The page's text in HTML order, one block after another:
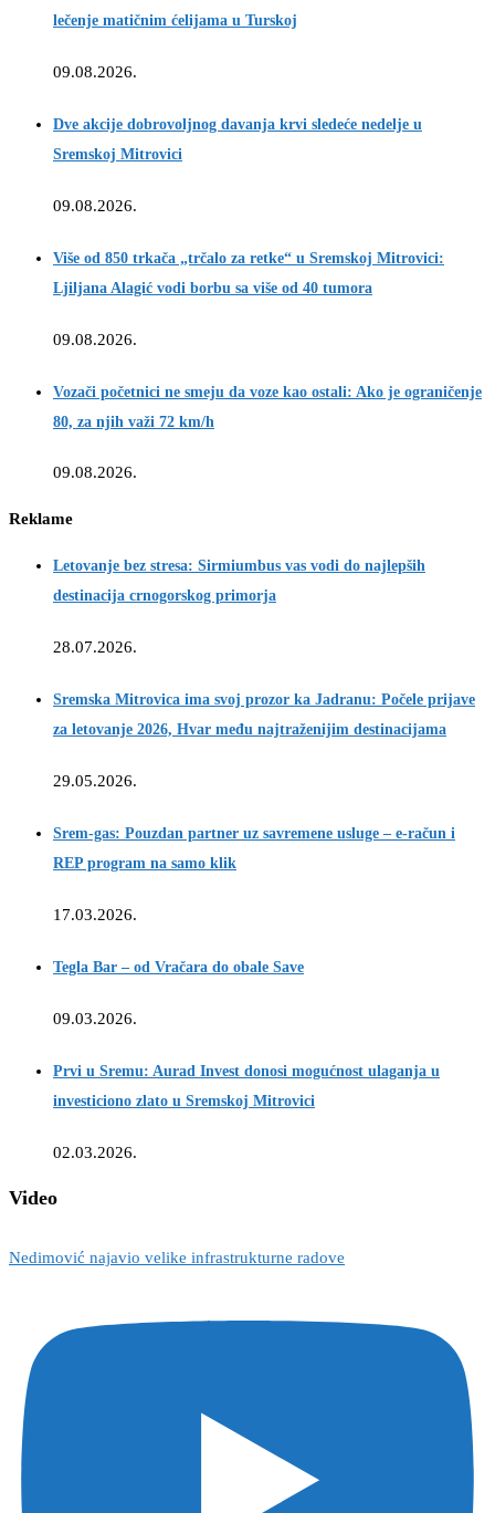
lečenje matičnim ćelijama u Turskoj
09.08.2026.
Dve akcije dobrovoljnog davanja krvi sledeće nedelje u
Sremskoj Mitrovici
09.08.2026.
Više od 850 trkača „trčalo za retke“ u Sremskoj Mitrovici:
Ljiljana Alagić vodi borbu sa više od 40 tumora
09.08.2026.
Vozači početnici ne smeju da voze kao ostali: Ako je ograničenje
80, za njih važi 72 km/h
09.08.2026.
Reklame
Letovanje bez stresa: Sirmiumbus vas vodi do najlepših
destinacija crnogorskog primorja
28.07.2026.
Sremska Mitrovica ima svoj prozor ka Jadranu: Počele prijave
za letovanje 2026, Hvar među najtraženijim destinacijama
29.05.2026.
Srem-gas: Pouzdan partner uz savremene usluge – e-račun i
REP program na samo klik
17.03.2026.
Tegla Bar – od Vračara do obale Save
09.03.2026.
Prvi u Sremu: Aurad Invest donosi mogućnost ulaganja u
investiciono zlato u Sremskoj Mitrovici
02.03.2026.
Video
Nedimović najavio velike infrastrukturne radove